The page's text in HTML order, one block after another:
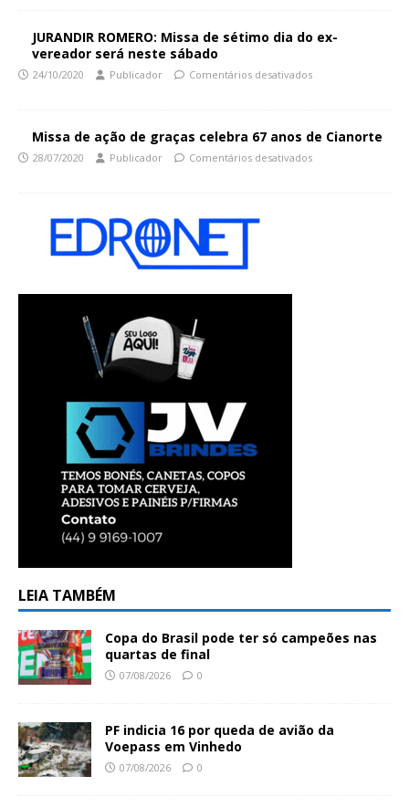
JURANDIR ROMERO: Missa de sétimo dia do ex-
vereador será neste sábado
24/10/2020 Publicador Comentários desativados
Missa de ação de graças celebra 67 anos de Cianorte
28/07/2020 Publicador Comentários desativados
LEIA TAMBÉM
Copa do Brasil pode ter só campeões nas
quartas de final
07/08/2026 0
PF indicia 16 por queda de avião da
Voepass em Vinhedo
07/08/2026 0